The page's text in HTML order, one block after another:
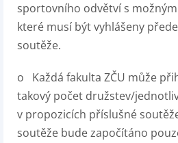
sportovního odvětví s
které musí být vyhlášeny
soutěže.
o Každá fakulta ZČU může
takový počet družstev/
v propozicích příslušné
soutěže bude započítáno